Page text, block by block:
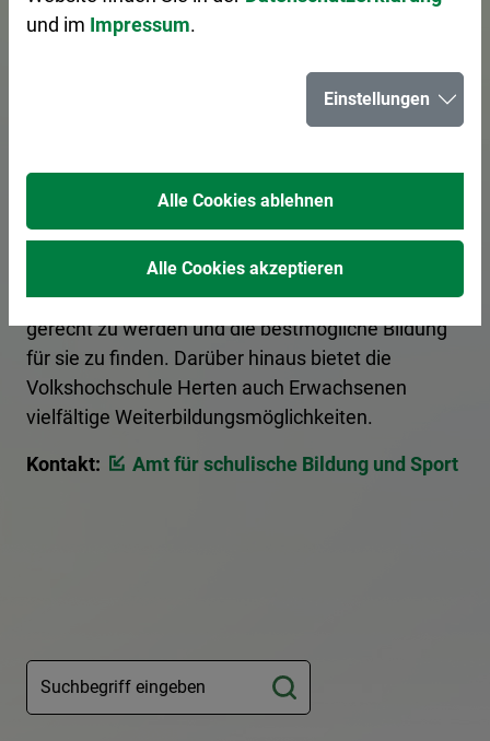
Schulen in Herten
Bürgerinnen und Bürger optimal auf ihre Zukunft
vor. Eltern haben die Möglichkeit, sich über die
verschiedenen Schulformen von Grundschulen bis
zu weiterführenden Schulen zu informieren, um
den individuellen Bedürfnissen ihrer Kinder
gerecht zu werden und die bestmögliche Bildung
für sie zu finden. Darüber hinaus bietet die
Volkshochschule Herten auch Erwachsenen
vielfältige Weiterbildungsmöglichkeiten.
Kontakt: Amt für schulische Bildung und Sport
und im Impressum.
Einstellungen
Alle Cookies ablehnen
Alle Cookies akzeptieren